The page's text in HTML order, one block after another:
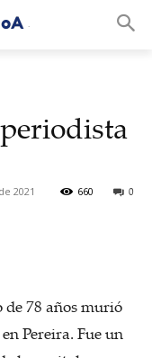
2021 0
660
78 años murió
Pereira. Fue un